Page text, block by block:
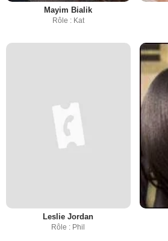
Mayim Bialik
Rôle : Kat
Leslie Jordan
Rôle : Phil